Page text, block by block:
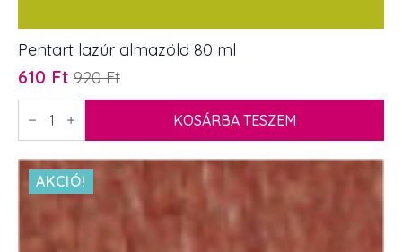
Pentart lazúr almazöld 80 ml
920Ft
Original
price
was:
610 Ft
Current
price
Pentart
lazúr
ml
mennyiség
KOSÁRBA TESZEM
AKCIÓ!